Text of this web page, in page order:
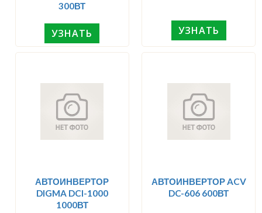
300ВТ
УЗНАТЬ УЗНАТЬ
АВТОИНВЕРТОР
DIGMA DCI-1000
1000ВТ
АВТОИНВЕРТОР ACV
DC-606 600ВТ